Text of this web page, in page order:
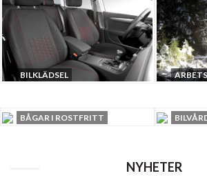
BILKLÄDSEL
BÅGAR I ROSTFRITT
NYHETER